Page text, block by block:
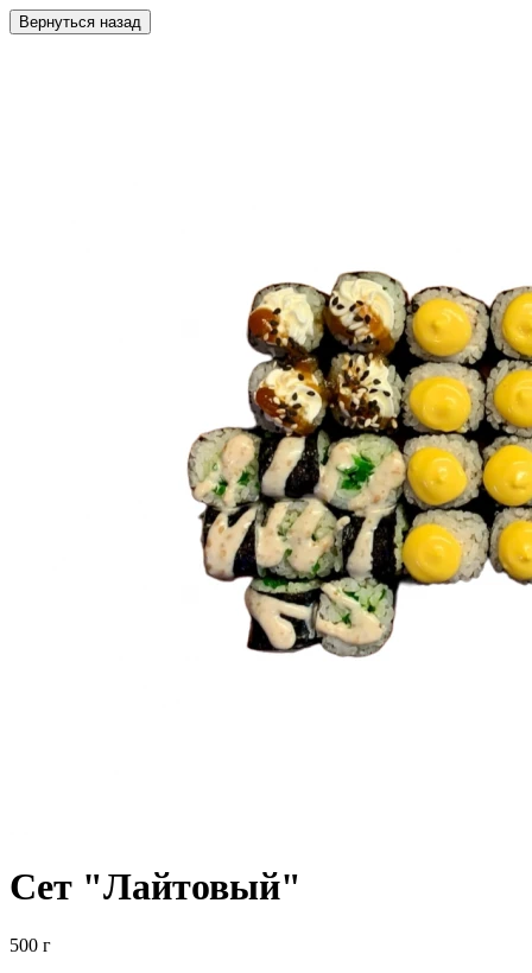
Вернуться назад
Сет "Лайтовый"
500 г